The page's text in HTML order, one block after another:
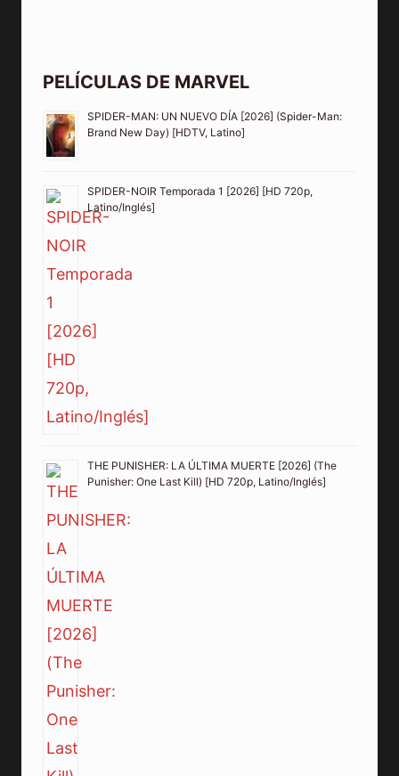
PELÍCULAS DE MARVEL
SPIDER-MAN: UN NUEVO DÍA [2026] (Spider-Man:
Brand New Day) [HDTV, Latino]
SPIDER-NOIR Temporada 1 [2026] [HD 720p,
Latino/Inglés]
THE PUNISHER: LA ÚLTIMA MUERTE [2026] (The
Punisher: One Last Kill) [HD 720p, Latino/Inglés]